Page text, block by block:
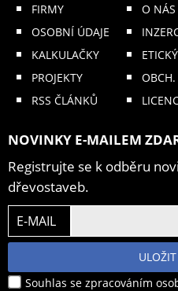
FIRMY
OSOBNÍ ÚDAJE
KALKULAČKY
PROJEKTY
RSS ČLÁNKŮ
O NÁS
NOVINKY E-MAILEM
Registrujte se k odběru
dřevostaveb.
E-MAIL
Souhlas se zpracováním